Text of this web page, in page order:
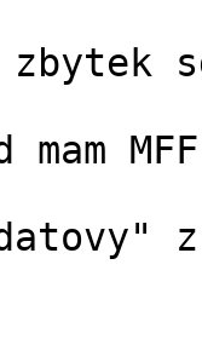
zbytek
mam